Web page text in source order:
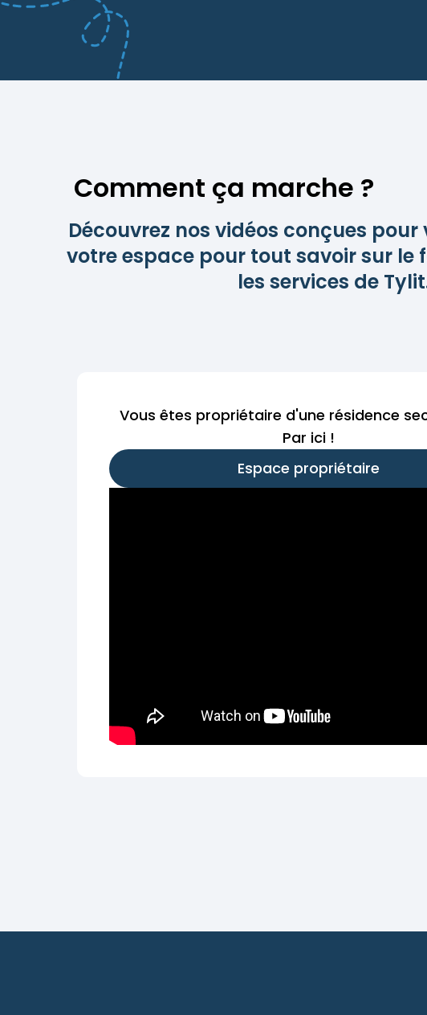
Comment ça marche ?
Découvrez nos vidéos conçues
votre espace pour tout savoir sur le
les services de
Vous êtes propriétaire d'une résidence
Par ici !
Espace propriétaire